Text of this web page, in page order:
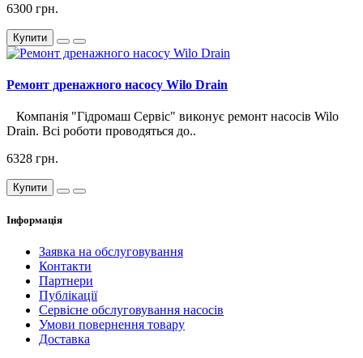
6300 грн.
Купити
Ремонт дренажного насосу Wilo Drain
Компанія "Гідромаш Сервіс" виконує ремонт насосів Wilo
Drain. Всі роботи проводяться до..
6328 грн.
Купити
Інформація
Заявка на обслуговування
Контакти
Партнери
Публікації
Сервісне обслуговування насосів
Умови повернення товару
Доставка